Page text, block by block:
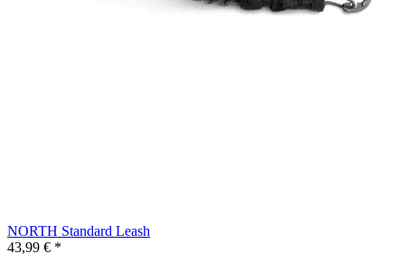
NORTH Standard Leash
43,99 € *